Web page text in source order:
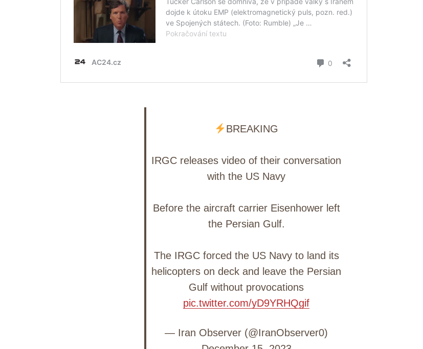
BREAKING
IRGC releases video of their conversation
with the US Navy
Before the aircraft carrier Eisenhower left
the Persian Gulf.
The IRGC forced the US Navy to land its
helicopters on deck and leave the Persian
Gulf without provocations
pic.twitter.com/yD9YRHQgif
— Iran Observer (@IranObserver0)